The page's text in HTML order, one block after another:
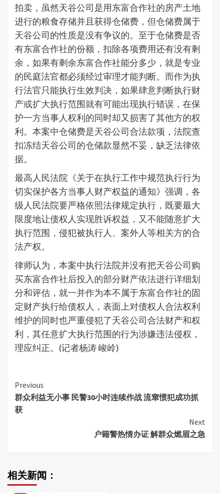
拍卖，虽然天谷公司是用东富合作社的房产土地
进行的粮食存储并且获得仓储费，但仓储费属于
天谷公司的性质是没有争议的。至于仓储费是否
有东富合作社的份额，扣除各项费用还有没有剩
余，如果有剩余东富合作社能分多少，就是专业
的民庭法官都必须经过审理才能判断。而作为执
行法官只能执行生效判决，如果肆意判断执行财
产或扩大执行范围就有可能出现执行错误，在保
护一方当事人权利的同时却又损害了其他方的权
利。本案中仓储费是天谷公司合法款项，法院查
扣冻结天谷公司的仓储款显然不妥，缺乏法律依
据。
最高人民法院《关于在执行工作中规范执行行为
切实保护各方当事人财产权益的通知》强调，各
级人民法院要严格依照法律规定执行，既要最大
限度地让债权人实现胜诉权益，又不能随意扩大
执行范围，侵犯被执行人、案外人等相关方的合
法产权。
律师认为，本案中执行法院并没有把天谷公司购
买东富合作社后投入的部分财产依法进行详细划
分和评估，就一并作为本不属于东富合作社的固
定财产执行给债权人，表面上对债权人合法权利
维护的同时也严重侵犯了天谷公司合法财产和权
利，其任意扩大执行范围的行为涉嫌违法侵权，
理应纠正。(记者杨涛 峻岭)
Continue
Reading
Previous
群众利益无小事 民警30小时连续作战 流窜惯犯成功抓
获
Next
户籍警热情办证 解群众燃眉之急
相关新闻：